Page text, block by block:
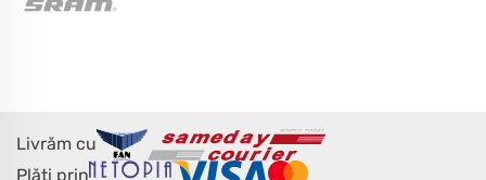
Livrăm cu
Plăți prin